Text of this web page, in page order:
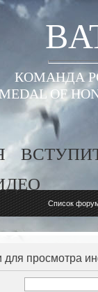
КОМАНДА
OF
Список
просмотра